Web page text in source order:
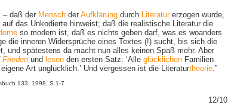
– daß der Mensch derAufklärung durch Literaturerzogen wurde,
das Unkodierte hinweist; daß die realistische Literatur die
so modern ist, daß es nichts geben darf, was es woanders
die inneren Widersprüche eines Textes (!) sucht, bis sich die
und spätestens da macht nun alles keinen Spaß mehr. Aber
Frieden und lesen den ersten Satz: ‘Alleglücklichen Familien
Art unglücklich.’ Und vergessen ist die Literaturtheorie.”
133, 1998, S.1-7
12/10